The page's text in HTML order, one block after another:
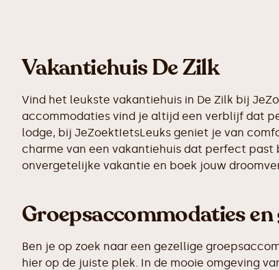
Vakantiehuis De Zilk
Vind het leukste vakantiehuis in De Zilk bij
accommodaties vind je altijd een verblijf dat
lodge, bij JeZoektIetsLeuks geniet je van
charme van een vakantiehuis dat perfect past
onvergetelijke vakantie en boek jouw
Groepsaccommodaties
Ben je op zoek naar een gezellige
hier op de juiste plek. In de mooie omgeving